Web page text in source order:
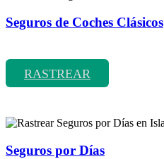
Seguros de Coches Clásicos
RASTREAR
Seguros por Días